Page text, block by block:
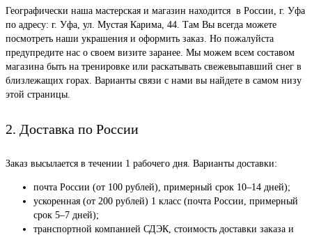
Географически наша мастерская и магазин находится в России, г. Уфа
по адресу: г. Уфа, ул. Мустая Карима, 44. Там Вы всегда можете
посмотреть наши украшения и оформить заказ. Но пожалуйста
предупредите нас о своем визите заранее. Мы можем всем составом
магазина быть на тренировке или раскатывать свежевыпавший снег в
близлежащих горах. Варианты связи с нами вы найдете в самом низу
этой страницы.
2. Доставка по России
Заказ высылается в течении 1 рабочего дня. Варианты доставки:
почта России (от 100 рублей), примерный срок 10–14 дней);
ускоренная (от 200 рублей) 1 класс (почта России, примерный
срок 5–7 дней);
транспортной компанией СДЭК, стоимость доставки заказа и